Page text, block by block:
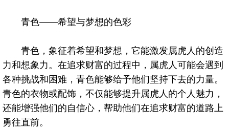
青色——希望与梦想的色彩
青色，象征着希望和梦想，它能激发属虎人的创造
力和想象力。在追求财富的过程中，属虎人可能会遇到
各种挑战和困难，青色能够给予他们坚持下去的力量。
青色的衣物或配饰，不仅能够提升属虎人的个人魅力，
还能增强他们的自信心，帮助他们在追求财富的道路上
勇往直前。